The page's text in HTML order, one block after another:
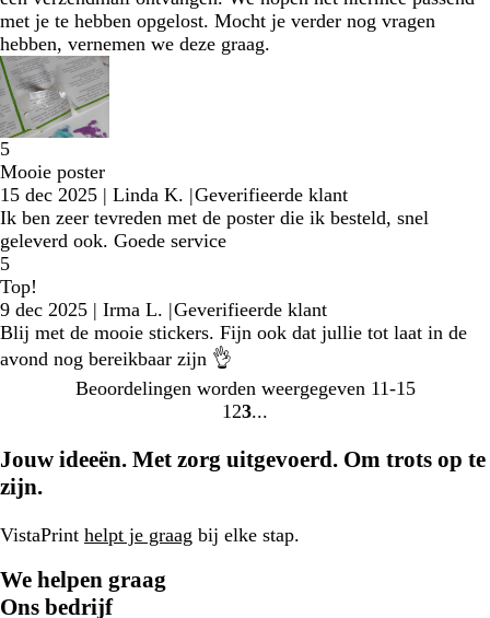
met je te hebben opgelost. Mocht je verder nog vragen
hebben, vernemen we deze graag.
5
Mooie poster
15 dec 2025 | Linda K. |Geverifieerde klant
Ik ben zeer tevreden met de poster die ik besteld, snel
geleverd ook. Goede service
5
Top!
9 dec 2025 | Irma L. |Geverifieerde klant
Blij met de mooie stickers. Fijn ook dat jullie tot laat in de
avond nog bereikbaar zijn 👌
Beoordelingen worden weergegeven 11-15
Naar
1 Naar
2 Naar
3
Jouw ideeën. Met zorg uitgevoerd. Om trots op te
zijn.
VistaPrint helpt je graag bij elke stap.
We helpen graag
Ons bedrijf